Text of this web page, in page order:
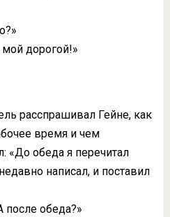
дорогой!»
расспрашивал Гейне, как
время и чем
«До обеда я перечитал
написал, и поставил
после обеда?»